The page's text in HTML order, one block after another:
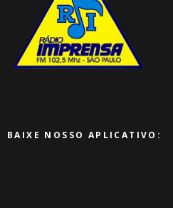
BAIXE NOSSO APLICATIVO: